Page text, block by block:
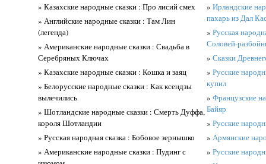
» Казахские народные сказки : Про лисий смех
» Английские народные сказки : Там Лин
(легенда)
» Американские народные сказки : Свадьба в
Серебряных Ключах
» Казахские народные сказки : Кошка и заяц
» Белорусские народные сказки : Как ксендзы
вылечились
» Шотландские народные сказки : Смерть Дуффа,
короля Шотландии
» Русская народная сказка : Бобовое зернышко
» Американские народные сказки : Пудинг с
» Ирландские
пахарь из Дал
» Русская
Соловей-
» Сказки
» Русские
купил
» Французские
Байяр
» Русские
» Армянские
» Русские